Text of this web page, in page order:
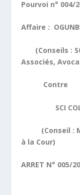
Pourvoi n° 004/
Affaire :
(Conseils :
Associés,
Contre
SCI
(Conseil :
à la
ARRET N° 005/